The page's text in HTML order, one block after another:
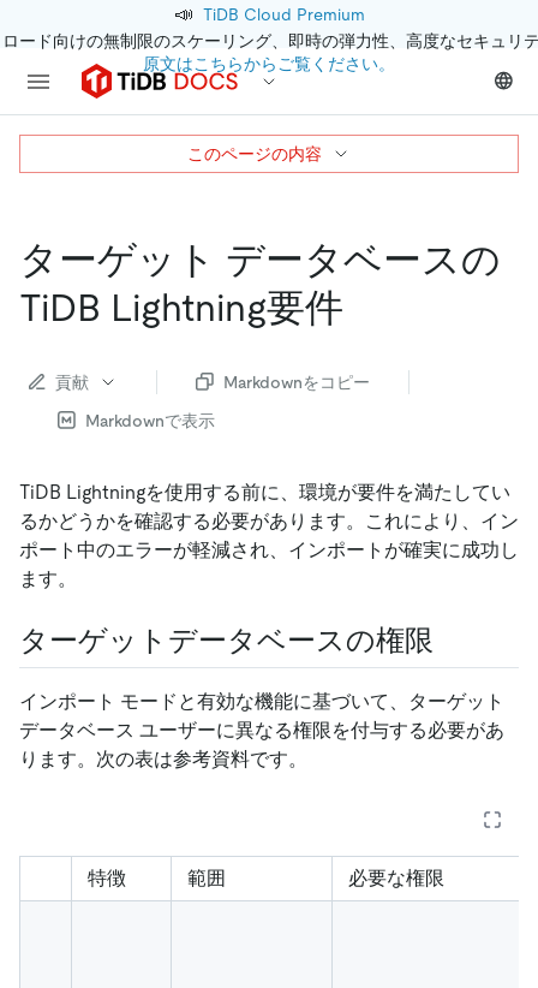
📣 TiDB Cloud Premium
ード向けの無制限のスケーリング、即時の弾力性、高度なセキュリ
原文はこちらからご覧ください。
ターゲット データベースの
TiDB Lightning要件
貢献
Markdownをコピー
Markdownで表示
TiDB Lightningを使用する前に、環境が要件を満たしてい
るかどうかを確認する必要があります。これにより、イン
ポート中のエラーが軽減され、インポートが確実に成功し
ます。
ターゲットデータベースの権限
インポート モードと有効な機能に基づいて、ターゲット
データベース ユーザーに異なる権限を付与する必要があ
ります。次の表は参考資料です。
特徴 範囲 必要な権限
このページの内容